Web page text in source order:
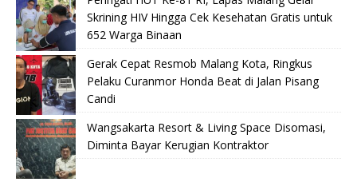
Skrining HIV Hingga Cek Kesehatan Gratis untuk
652 Warga Binaan
Gerak Cepat Resmob Malang Kota, Ringkus
Pelaku Curanmor Honda Beat di Jalan Pisang
Candi
Wangsakarta Resort & Living Space Disomasi,
Diminta Bayar Kerugian Kontraktor